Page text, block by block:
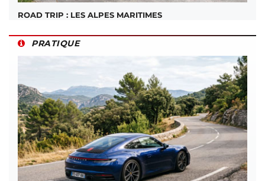
ROAD TRIP : LES ALPES MARITIMES
PRATIQUE